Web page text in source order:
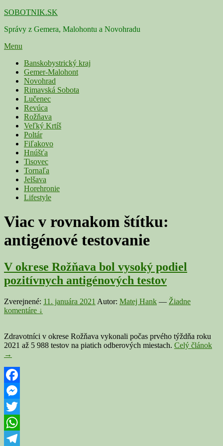
Skip
content
SOBOTNIK.SK
Správy z Gemera, Malohontu a Novohradu
Menu
Primárne
menu
Banskobystrický kraj
Gemer-Malohont
Novohrad
Rimavská Sobota
Lučenec
Revúca
Rožňava
Veľký Krtíš
Poltár
Fiľakovo
Hnúšťa
Tisovec
Tornaľa
Jelšava
Horehronie
Lifestyle
Viac v rovnakom štítku:
antigénové testovanie
V okrese Rožňava bol vysoký podiel
pozitívnych antigénových testov
Zverejnené: 11. januára 2021 Autor: Matej Hank — Žiadne
komentáre ↓
Zdravotníci v okrese Rožňava vykonali počas prvého týždňa roku
2021 až 5 988 testov na piatich odberových miestach. Celý článokV
→
Facebook
Messenger
Twitter
WhatsApp